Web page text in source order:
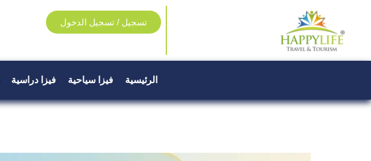
تسجيل / تسجيل الدخول
الرئيسية فيزا سياحية فيزا دراسية